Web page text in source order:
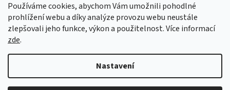
Používáme cookies, abychom Vám umožnili pohodlné
prohlížení webu a díky analýze provozu webu neustále
zlepšovali jeho funkce, výkon a použitelnost. Více informací
zde.
Nastavení
© 2026 art re use. Všechna práva